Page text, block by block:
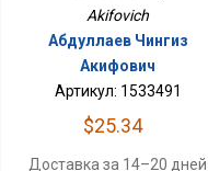
Akifovich
Абдуллаев Чингиз
Акифович
Артикул: 1533491
$25.34
Доставка за 14–20 дней